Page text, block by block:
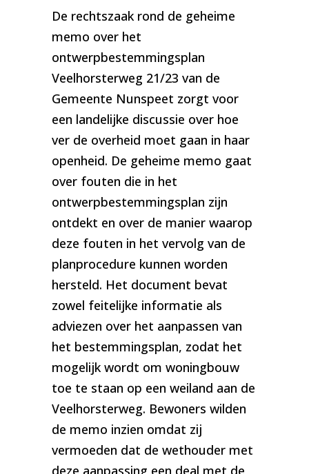
De rechtszaak rond de geheime
memo over het
ontwerpbestemmingsplan
Veelhorsterweg 21/23 van de
Gemeente Nunspeet zorgt voor
een landelijke discussie over hoe
ver de overheid moet gaan in haar
openheid. De geheime memo gaat
over fouten die in het
ontwerpbestemmingsplan zijn
ontdekt en over de manier waarop
deze fouten in het vervolg van de
planprocedure kunnen worden
hersteld. Het document bevat
zowel feitelijke informatie als
adviezen over het aanpassen van
het bestemmingsplan, zodat het
mogelijk wordt om woningbouw
toe te staan op een weiland aan de
Veelhorsterweg. Bewoners wilden
de memo inzien omdat zij
vermoeden dat de wethouder met
deze aanpassing een deal met de